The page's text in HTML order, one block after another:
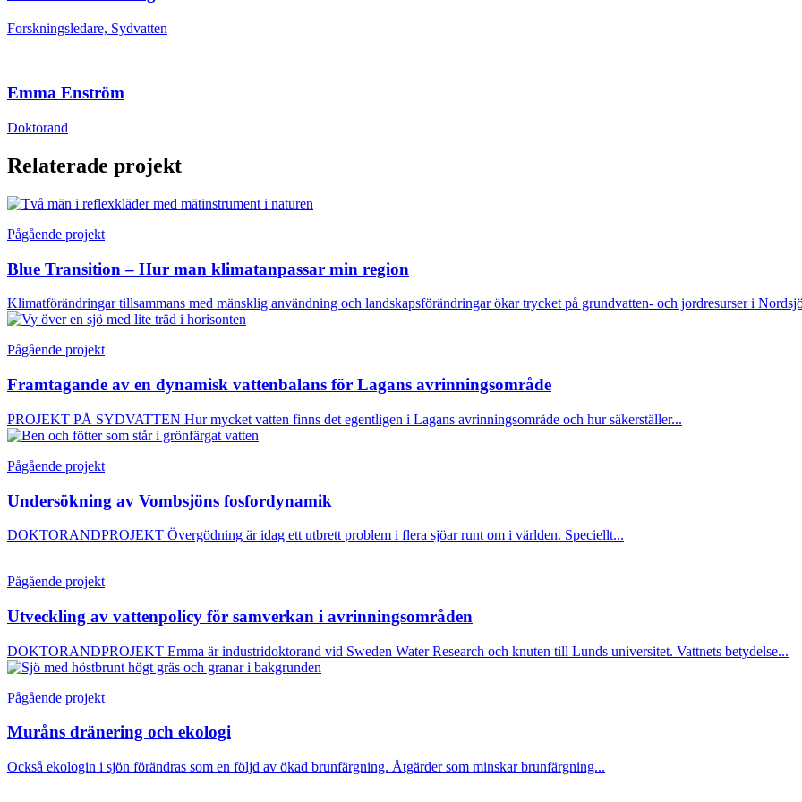
Forskningsledare, Sydvatten
Emma Enström
Doktorand
Relaterade projekt
Pågående projekt
Blue Transition – Hur man klimatanpassar min region
Klimatförändringar tillsammans med mänsklig användning och landskapsförändringar ökar trycket på grundvatten- och jordresurser i
Pågående projekt
Framtagande av en dynamisk vattenbalans för Lagans avrinningsområde
PROJEKT PÅ SYDVATTEN Hur mycket vatten finns det egentligen i Lagans avrinningsområde och hur säkerställer...
Pågående projekt
Undersökning av Vombsjöns fosfordynamik
DOKTORANDPROJEKT Övergödning är idag ett utbrett problem i flera sjöar runt om i världen. Speciellt...
Pågående projekt
Utveckling av vattenpolicy för samverkan i avrinningsområden
DOKTORANDPROJEKT Emma är industridoktorand vid Sweden Water Research och knuten till Lunds universitet. Vattnets betydelse...
Pågående projekt
Muråns dränering och ekologi
Också ekologin i sjön förändras som en följd av ökad brunfärgning. Åtgärder som minskar brunfärgning...